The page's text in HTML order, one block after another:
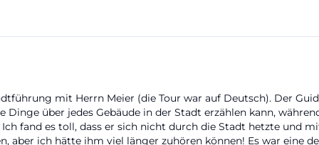
die das Bild der Stadt abrunden.
GourmetGarten, Drachenbootfestival,
Damit ist die Tourist-Information nicht nur
zwischen Stadtleben, Kulturkalender und
mit Herrn Meier (die Tour war auf Deutsch). Der
Dinge über jedes Gebäude in der Stadt erzählen kann,
fand es toll, dass er sich nicht durch die Stadt hetzte und
aber ich hätte ihm viel länger zuhören können! Es war eine